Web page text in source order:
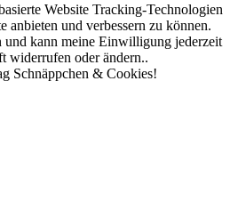
Website Tracking-Technologien
anbieten und verbessern zu können.
und kann meine Einwilligung jederzeit
widerrufen oder ändern..
Schnäppchen & Cookies!